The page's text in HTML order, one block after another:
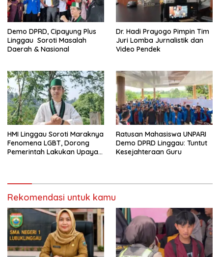
Demo DPRD, Cipayung Plus
Linggau Soroti Masalah
Daerah & Nasional
Dr. Hadi Prayogo Pimpin Tim
Juri Lomba Jurnalistik dan
Video Pendek
HMI Linggau Soroti Maraknya
Fenomena LGBT, Dorong
Pemerintah Lakukan Upaya
Ratusan Mahasiswa UNPARI
Demo DPRD Linggau: Tuntut
Kesejahteraan Guru
Rekomendasi untuk kamu